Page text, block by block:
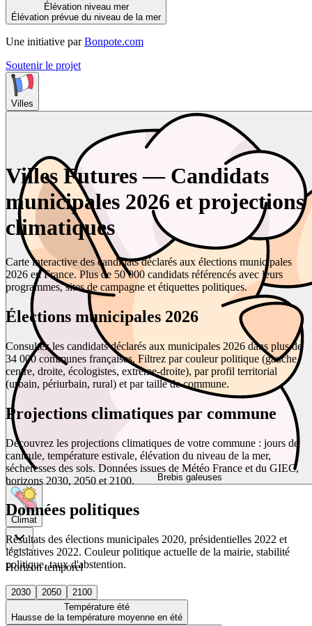
Élévation niveau mer
Élévation prévue du niveau de la mer
Une initiative par Bonpote.com
Soutenir le projet
Villes
Brebis galeuses
Climat
Horizon temporel
2030 2050
2100
Température été
Hausse de la température moyenne en été
Villes Futures — Candidats
municipales 2026 et projections
climatiques
Carte interactive des candidats déclarés aux élections municipales
2026 en France. Plus de 50 000 candidats référencés avec leurs
programmes, sites de campagne et étiquettes politiques.
Élections municipales 2026
Consultez les candidats déclarés aux municipales 2026 dans plus de
34 000 communes françaises. Filtrez par couleur politique (gauche,
centre, droite, écologistes, extrême-droite), par profil territorial
(urbain, périurbain, rural) et par taille de commune.
Projections climatiques par commune
Découvrez les projections climatiques de votre commune : jours de
canicule, température estivale, élévation du niveau de la mer,
sécheresses des sols. Données issues de Météo France et du GIEC,
horizons 2030, 2050 et 2100.
Données politiques
Résultats des élections municipales 2020, présidentielles 2022 et
législatives 2022. Couleur politique actuelle de la mairie, stabilité
politique, taux d'abstention.